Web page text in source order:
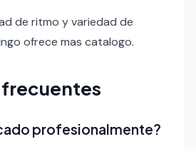
de ritmo y variedad de
ofrece mas catalogo.
profesionalmente?